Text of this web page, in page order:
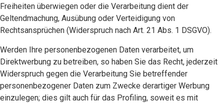
Freiheiten überwiegen oder die Verarbeitung dient der
Geltendmachung, Ausübung oder Verteidigung von
Rechtsansprüchen (Widerspruch nach Art. 21 Abs. 1 DSGVO).
Werden Ihre personenbezogenen Daten verarbeitet, um
Direktwerbung zu betreiben, so haben Sie das Recht, jederzeit
Widerspruch gegen die Verarbeitung Sie betreffender
personenbezogener Daten zum Zwecke derartiger Werbung
einzulegen; dies gilt auch für das Profiling, soweit es mit